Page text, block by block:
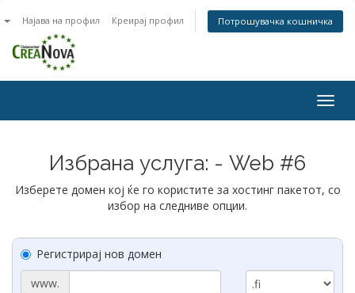
Најава на профил Креирај профил Потрошувачка кошничка
Избрана услуга: - Web #6
Изберете домен кој ќе го користите за хостинг пакетот, со
избор на следниве опции.
Регистрирај нов домен
www.